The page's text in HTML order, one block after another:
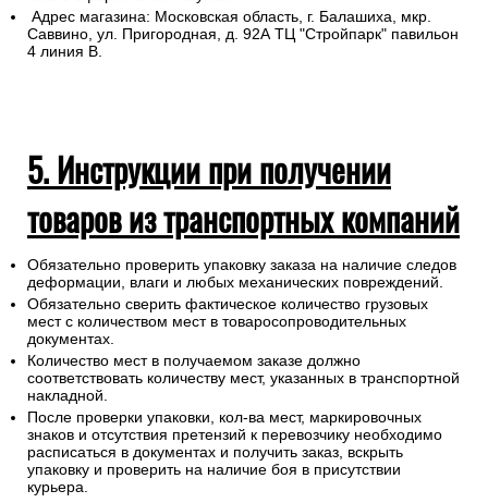
Адрес магазина: Московская область, г. Балашиха, мкр.
Саввино, ул. Пригородная, д. 92А ТЦ "Стройпарк" павильон
4 линия В.
5. Инструкции при получении
товаров из транспортных компаний
Обязательно проверить упаковку заказа на наличие следов
деформации, влаги и любых механических повреждений.
Обязательно сверить фактическое количество грузовых
мест с количеством мест в товаросопроводительных
документах.
Количество мест в получаемом заказе должно
соответствовать количеству мест, указанных в транспортной
накладной.
После проверки упаковки, кол-ва мест, маркировочных
знаков и отсутствия претензий к перевозчику необходимо
расписаться в документах и получить заказ, вскрыть
упаковку и проверить на наличие боя в присутствии
курьера.